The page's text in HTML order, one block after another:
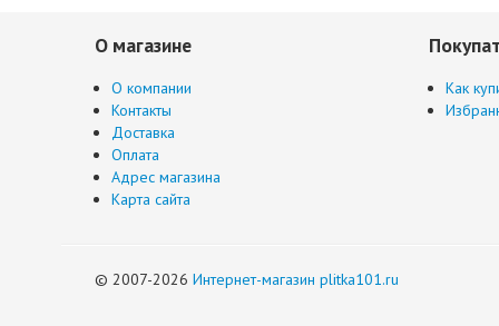
О магазине
О компании
Контакты
Доставка
Оплата
Адрес магазина
Карта сайта
Как
© 2007-2026 Интернет-магазин plitka101.ru